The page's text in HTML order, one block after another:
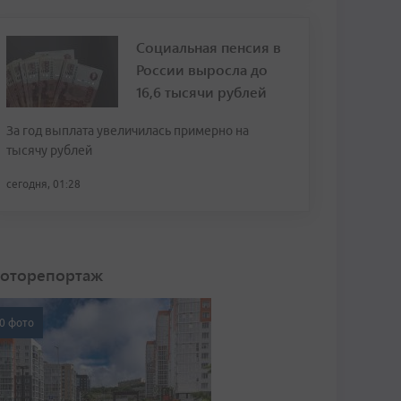
Социальная пенсия в
России выросла до
16,6 тысячи рублей
За год выплата увеличилась примерно на
тысячу рублей
сегодня, 01:28
фото